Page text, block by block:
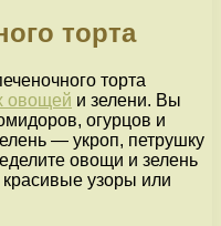
торта
торта
овощей и зелени. Вы
огурцов и
— укроп, петрушку
овощи и зелень
красивые узоры или